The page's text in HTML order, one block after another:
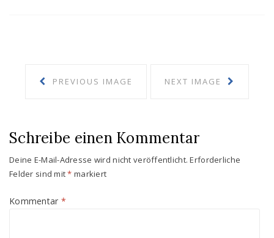
PREVIOUS IMAGE NEXT IMAGE
Schreibe einen Kommentar
Deine E-Mail-Adresse wird nicht veröffentlicht. Erforderliche
Felder sind mit* markiert
Kommentar *